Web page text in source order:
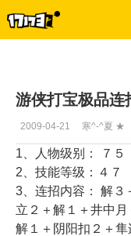
游侠打宝极品连
2009-04-21 寒^-^夏 ★
1、人物级别： ７５
2、技能等级：４７
3、连招内容： 解３
立２＋解１＋井中
解１＋阴阳扣２＋隼